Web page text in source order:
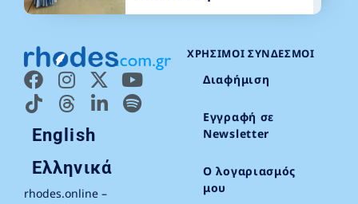
English
Ελληνικά
rhodes.online –
ΧΡΉΣΙΜΟΙ ΣΎΝΔΕΣΜΟΙ
Διαφήμιση
Εγγραφή σε
Newsletter
Ο λογαριασμός
μου